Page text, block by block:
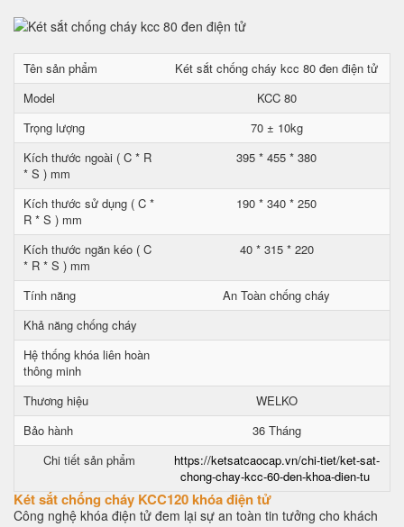
Tên sản phẩm
Két sắt chống cháy kcc 80 đen điện tử
Model
KCC 80
Trọng lượng
70 ± 10kg
Kích thước ngoài ( C * R
* S ) mm
395 * 455 * 380
Kích thước sử dụng ( C *
R * S ) mm
190 * 340 * 250
Kích thước ngăn kéo ( C
* R * S ) mm
40 * 315 * 220
Tính năng
An Toàn chống cháy
Khả năng chống cháy
Hệ thống khóa liên hoàn
thông minh
Thương hiệu
WELKO
Bảo hành
36 Tháng
Chi tiết sản phẩm
https://ketsatcaocap.vn/chi-tiet/ket-sat-
chong-chay-kcc-60-den-khoa-dien-tu
Két sắt chống cháy KCC120 khóa điện tử
Công nghệ khóa điện tử đem lại sự an toàn tin tưởng cho khách